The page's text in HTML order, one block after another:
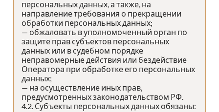
персональных данных, а также, на
направление требования о прекращении
обработки персональных данных;
— обжаловать в уполномоченный орган по
защите прав субъектов персональных
данных или в судебном порядке
неправомерные действия или бездействие
Оператора при обработке его персональных
данных;
— на осуществление иных прав,
предусмотренных законодательством РФ.
4.2. Субъекты персональных данных обязаны: